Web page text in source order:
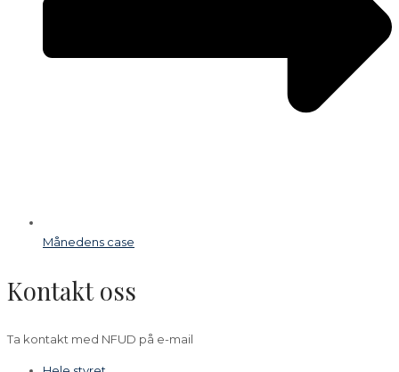
Månedens case
Kontakt oss
Ta kontakt med NFUD på e-mail